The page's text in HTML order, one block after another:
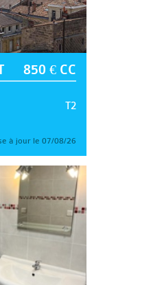
850 € CC
T2
à jour le 07/08/26